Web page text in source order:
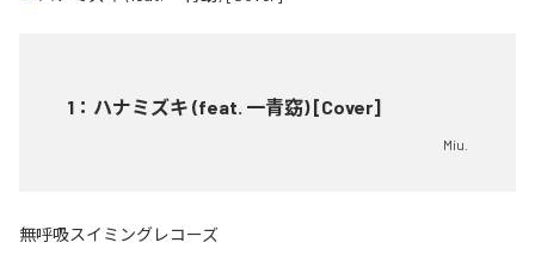
1 ： ハナミズキ (feat. 一青窈) [Cover]
Miu.
無呼吸スイミングレコーズ